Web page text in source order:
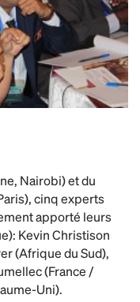
Nairobi) et du
cinq experts
apporté leurs
Kevin Christison
(Afrique du Sud),
(France /
Uni).